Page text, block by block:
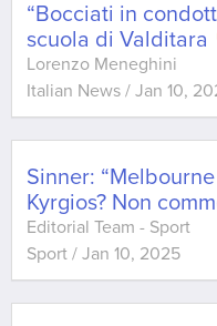
“Bocciati in
scuola di
Lorenzo Meneghini
Italian News / Jan 10,
Sinner:
Kyrgios? Non
Editorial Team - Sport
Sport / Jan 10, 2025